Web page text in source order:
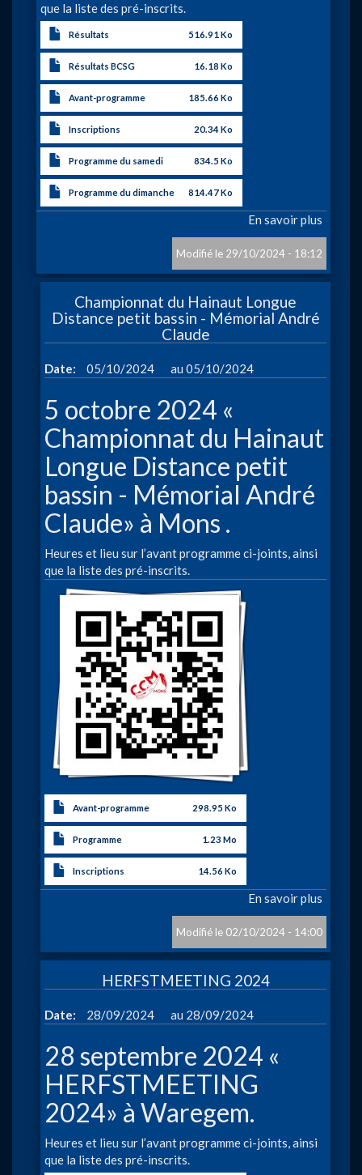
que la liste des pré-inscrits.
Résultats 516.91 Ko
Résultats BCSG 16.18 Ko
Avant-programme 185.66 Ko
Inscriptions 20.34 Ko
Programme du samedi 834.5 Ko
Programme du dimanche 814.47 Ko
En savoir plus
«
Prix
29/10/2024 - 18:12
Championnat du Hainaut Longue
Distance petit bassin - Mémorial André
Claude
Date 05/10/2024 à
05/10/2024
5 octobre 2024 «
Championnat du Hainaut
Longue Distance petit
bassin - Mémorial André
Claude» à Mons .
Heures et lieu sur l’avant programme ci-joints, ainsi
que la liste des pré-inscrits.
Image
Avant-programme 298.95 Ko
Programme 1.23 Mo
Inscriptions 14.56 Ko
En savoir plus
02/10/2024 - 14:00
HERFSTMEETING 2024
Date 28/09/2024 à
28/09/2024
28 septembre 2024 «
HERFSTMEETING
2024» à Waregem.
Heures et lieu sur l’avant programme ci-joints, ainsi
que la liste des pré-inscrits.